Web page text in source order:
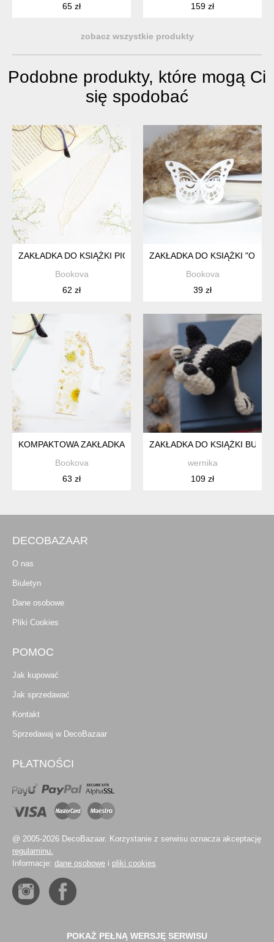
65 zł
159 zł
zobacz wszystkie produkty
Podobne produkty, które mogą Ci
się spodobać
ZAKŁADKA DO KSIĄŻKI PIÓRKO - TRANSPARENTNA
Bookova
62 zł
ZAKŁADKA DO KSIĄŻKI "ON
Bookova
39 zł
KOMPAKTOWA ZAKŁADKA DO KSIĄŻKI RAINBOW VOL.3 - BIEL
Bookova
63 zł
ZAKŁADKA DO KSIĄŻKI
wernika
109 zł
DECOBAZAAR
O nas
Biuletyn
Dane osobowe
Pliki Cookies
POMOC
Jak kupować
Jak sprzedawać
Kontakt
Sprzedawaj w DecoBazaar
PŁATNOŚCI
@ 2005-2026 DecoBazaar. Korzystanie z serwisu oznacza akceptację
regulaminu.
Informacje: dane osobowe i pliki cookies
POKAŻ PEŁNĄ WERSJĘ SERWISU